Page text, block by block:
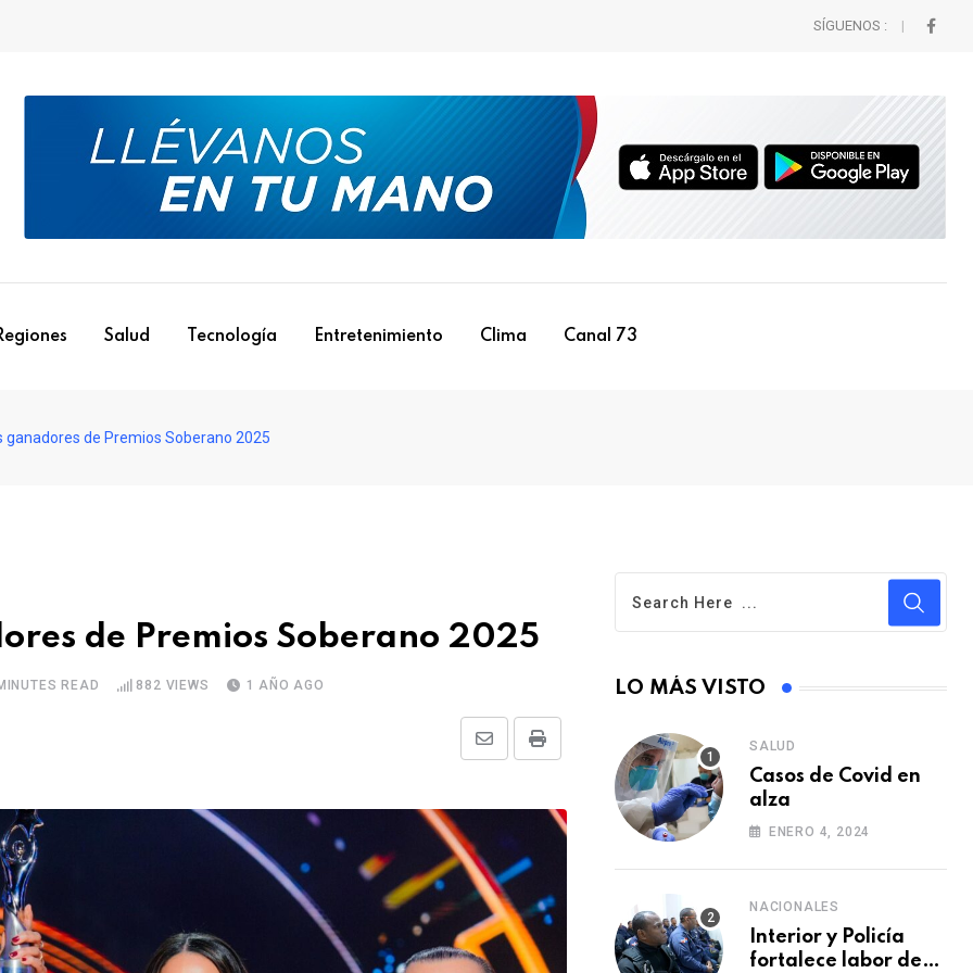
SÍGUENOS :
Salud Tecnología Entretenimiento Clima Canal 73
ganadores de Premios Soberano 2025
de Premios Soberano 2025
READ 882 VIEWS 1 AÑO AGO
P
i
a
e
v
i
a
LO MÁS VISTO
SALUD
Casos de Covid en
alza
ENERO 4, 2024
NACIONALES
Interior y Policía
fortalece labor de